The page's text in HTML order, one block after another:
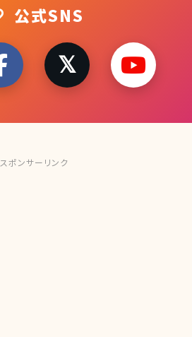
公式SNS
スポンサーリンク